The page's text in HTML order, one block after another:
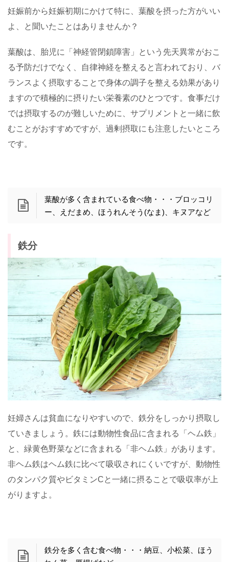
妊娠前から妊娠初期にかけて特に、葉酸を摂った方がいい
よ、と聞いたことはありませんか？
葉酸は、胎児に「神経管閉鎖障害」という先天異常がおこ
る予防だけでなく、自律神経を整えると言われており、バ
ランスよく摂取することで身体の調子を整える効果があり
ますので積極的に摂りたい栄養素のひとつです。食事だけ
では摂取するのが難しいために、サプリメントと一緒に飲
むことがおすすめですが、過剰摂取にも注意したいところ
です。
葉酸が多く含まれている食べ物・・・ブロッコリ
ー、えだまめ、ほうれんそう(なま)、キヌアなど
鉄分
妊婦さんは貧血になりやすいので、鉄分をしっかり摂取し
ていきましょう。鉄には動物性食品に含まれる「ヘム鉄」
と、緑黄色野菜などに含まれる「非ヘム鉄」があります。
非ヘム鉄はヘム鉄に比べて吸収されにくいですが、動物性
のタンパク質やビタミンCと一緒に摂ることで吸収率が上
がりますよ。
鉄分を多く含む食べ物・・・納豆、小松菜、ほう